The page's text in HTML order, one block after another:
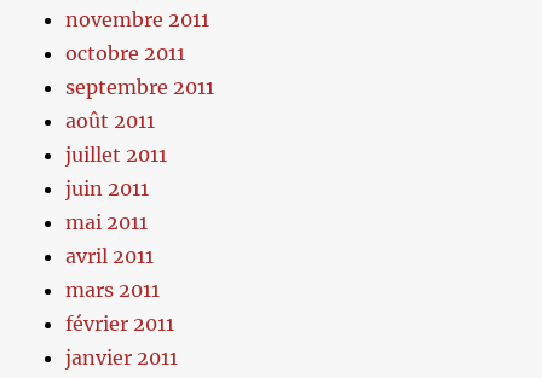
novembre 2011
octobre 2011
septembre 2011
août 2011
juillet 2011
juin 2011
mai 2011
avril 2011
mars 2011
février 2011
janvier 2011